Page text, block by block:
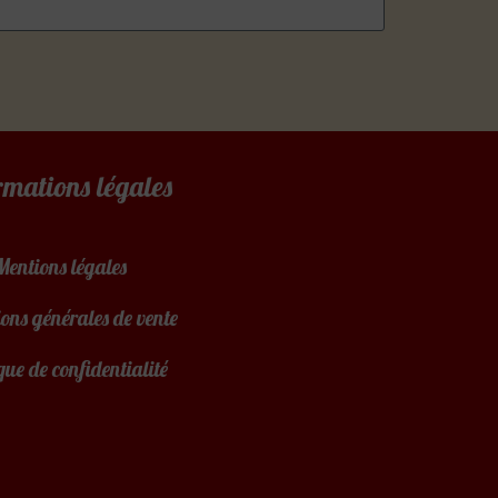
légales
légales
générales de vente
de confidentialité